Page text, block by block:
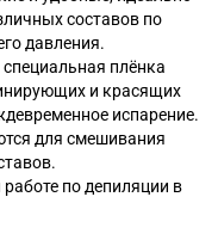
составов по
давления.
специальная плёнка
и красящих
испарение.
для смешивания
работе по депиляции в